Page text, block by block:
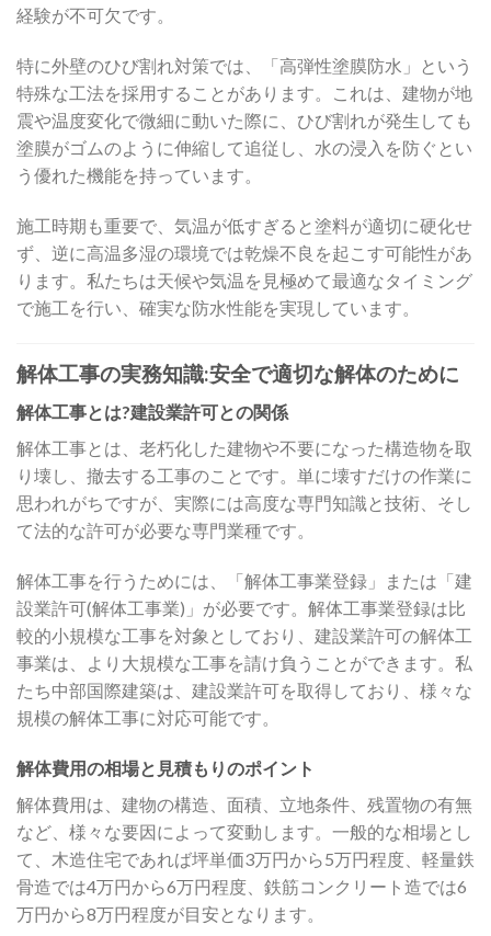
経験が不可欠です。
特に外壁のひび割れ対策では、「高弾性塗膜防水」という
特殊な工法を採用することがあります。これは、建物が地
震や温度変化で微細に動いた際に、ひび割れが発生しても
塗膜がゴムのように伸縮して追従し、水の浸入を防ぐとい
う優れた機能を持っています。
施工時期も重要で、気温が低すぎると塗料が適切に硬化せ
ず、逆に高温多湿の環境では乾燥不良を起こす可能性があ
ります。私たちは天候や気温を見極めて最適なタイミング
で施工を行い、確実な防水性能を実現しています。
解体工事の実務知識:安全で適切な解体のために
解体工事とは?建設業許可との関係
解体工事とは、老朽化した建物や不要になった構造物を取
り壊し、撤去する工事のことです。単に壊すだけの作業に
思われがちですが、実際には高度な専門知識と技術、そし
て法的な許可が必要な専門業種です。
解体工事を行うためには、「解体工事業登録」または「建
設業許可(解体工事業)」が必要です。解体工事業登録は比
較的小規模な工事を対象としており、建設業許可の解体工
事業は、より大規模な工事を請け負うことができます。私
たち中部国際建築は、建設業許可を取得しており、様々な
規模の解体工事に対応可能です。
解体費用の相場と見積もりのポイント
解体費用は、建物の構造、面積、立地条件、残置物の有無
など、様々な要因によって変動します。一般的な相場とし
て、木造住宅であれば坪単価3万円から5万円程度、軽量鉄
骨造では4万円から6万円程度、鉄筋コンクリート造では6
万円から8万円程度が目安となります。